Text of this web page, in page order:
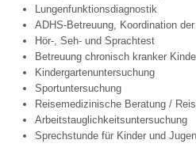
Lungenfunktionsdiagnostik
ADHS-Betreuung, Koordination
Hör-, Seh- und Sprachtest
Betreuung chronisch kranker
Kindergartenuntersuchung
Sportuntersuchung
Reisemedizinische Beratung /
Arbeitstauglichkeitsuntersuchung
Sprechstunde für Kinder und